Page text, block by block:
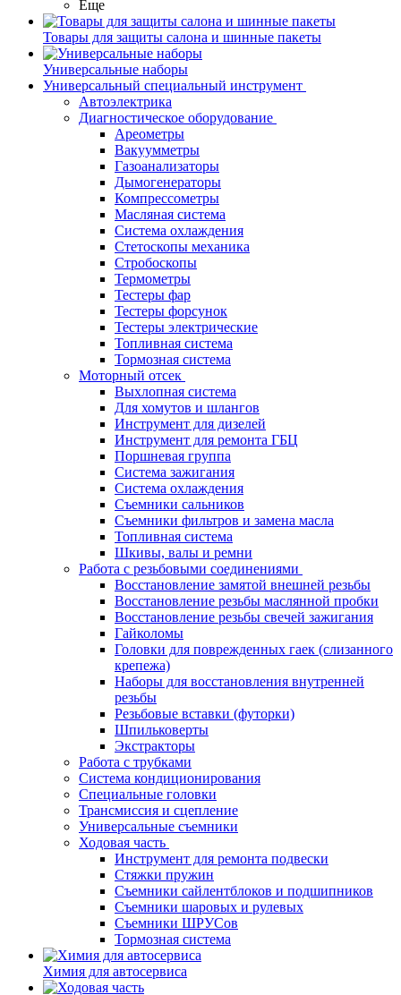
Еще
Товары для защиты салона и шинные пакеты
Универсальные наборы
Универсальный специальный инструмент
Автоэлектрика
Диагностическое оборудование
Ареометры
Вакуумметры
Газоанализаторы
Дымогенераторы
Компрессометры
Масляная система
Система охлаждения
Стетоскопы механика
Стробоскопы
Термометры
Тестеры фар
Тестеры форсунок
Тестеры электрические
Топливная система
Тормозная система
Моторный отсек
Выхлопная система
Для хомутов и шлангов
Инструмент для дизелей
Инструмент для ремонта ГБЦ
Поршневая группа
Система зажигания
Система охлаждения
Съемники сальников
Съемники фильтров и замена масла
Топливная система
Шкивы, валы и ремни
Работа с резьбовыми соединениями
Восстановление замятой внешней резьбы
Восстановление резьбы маслянной пробки
Восстановление резьбы свечей зажигания
Гайколомы
Головки для поврежденных гаек (слизанного
крепежа)
Наборы для восстановления внутренней
резьбы
Резьбовые вставки (футорки)
Шпильковерты
Экстракторы
Работа с трубками
Система кондиционирования
Специальные головки
Трансмиссия и сцепление
Универсальные съемники
Ходовая часть
Инструмент для ремонта подвески
Стяжки пружин
Съемники сайлентблоков и подшипников
Съемники шаровых и рулевых
Съемники ШРУСов
Тормозная система
Химия для автосервиса